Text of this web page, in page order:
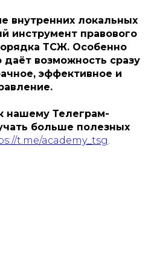
внутренних локальных
инструмент правового
ТСЖ. Особенно
возможность сразу
эффективное и
нашему Телеграм-
больше полезных
t.me/academy_tsg.